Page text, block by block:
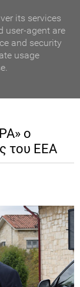
ΣΤΟΝ ΤΟΠΙΚΟ
ο πρόεδρος του
ο
του ΕΕΑ
its services
user-agent are
and security
usage